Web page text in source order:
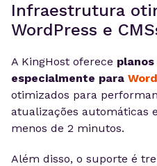
Infraestrutura
WordPress e
A KingHost oferece
especialmente para
otimizados para
atualizações automáticas
menos de 2 minutos.
Além disso, o suporte é